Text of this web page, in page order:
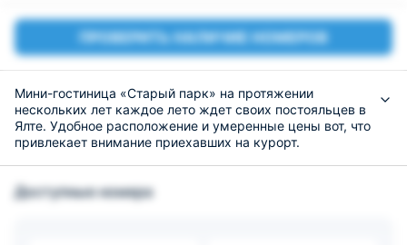
ПРОВЕРИТЬ НАЛИЧИЕ НОМЕРОВ
Мини-гостиница «Старый парк» на протяжении
нескольких лет каждое лето ждет своих постояльцев в
Ялте. Удобное расположение и умеренные цены вот, что
привлекает внимание приехавших на курорт.
располагает большими кроватями, кондиционером и
Доступные номера